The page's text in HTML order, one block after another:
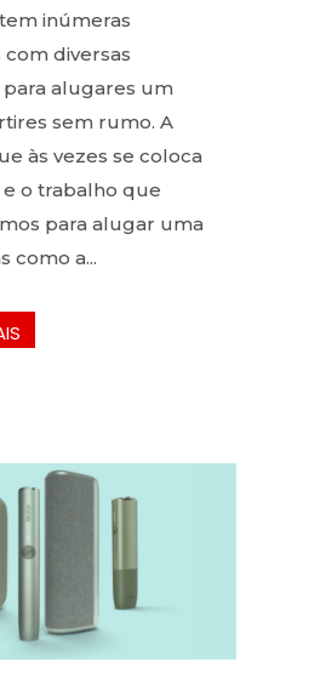
inúmeras
diversas
alugares um
sem rumo. A
às vezes se coloca
o trabalho que
para alugar uma
como a...